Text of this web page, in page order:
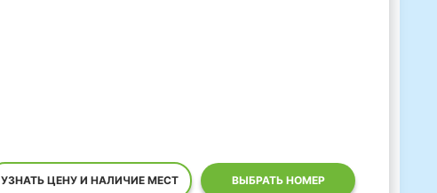
УЗНАТЬ ЦЕНУ И НАЛИЧИЕ МЕСТ ВЫБРАТЬ НОМЕР